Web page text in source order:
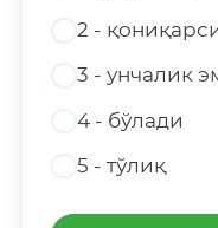
2 -
3 - унчалик
4 - бўлади
5 - тўлиқ